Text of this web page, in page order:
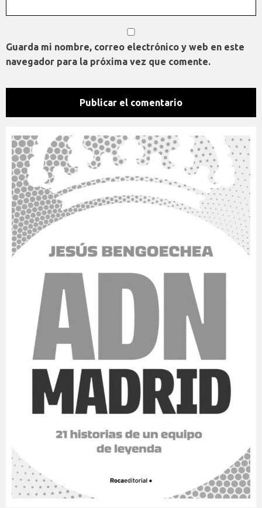
Guarda mi nombre, correo electrónico y web en este
navegador para la próxima vez que comente.